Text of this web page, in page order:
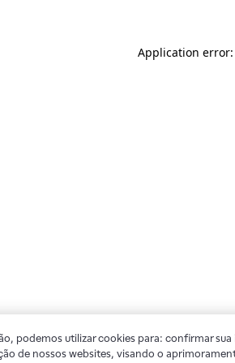
Application
podemos utilizar cookies para: confirmar
de nossos websites, visando o